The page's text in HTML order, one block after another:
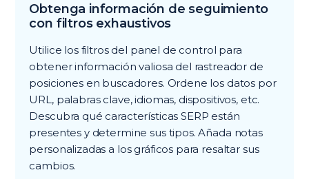
Obtenga información de seguimiento
con filtros exhaustivos
Utilice los filtros del panel de control para
obtener información valiosa del rastreador de
posiciones en buscadores. Ordene los datos por
URL, palabras clave, idiomas, dispositivos, etc.
Descubra qué características SERP están
presentes y determine sus tipos. Añada notas
personalizadas a los gráficos para resaltar sus
cambios.